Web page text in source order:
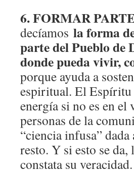
6. FORMAR
decíamos la forma
parte del Pueblo de
donde pueda vivir,
porque ayuda a
espiritual. El Espíritu
energía si no es en el
personas de la
“ciencia infusa”
resto. Y si esto se
constata su veracidad.